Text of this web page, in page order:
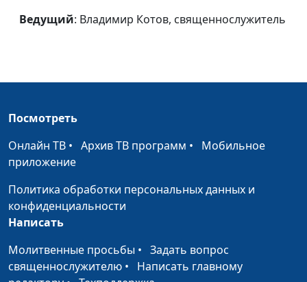
По праву памяти
Александр Богданенков,
истории"
становится
невероятным (вторая
часть)
автор книги "Библейская
Когда очевидное
становится
часть)
истина в лабиринтах
истории"
Ведущий: Владимир Котов, священнослужитель
Посмотреть
Онлайн ТВ • Архив ТВ программ • Мобильное
приложение
Политика обработки персональных данных и
конфиденциальности
Написать
Молитвенные просьбы • Задать вопрос
священнослужителю • Написать главному